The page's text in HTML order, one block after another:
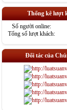
Thống kê lượt
Số người online:
Tổng số lượt khách:
Đối tác của